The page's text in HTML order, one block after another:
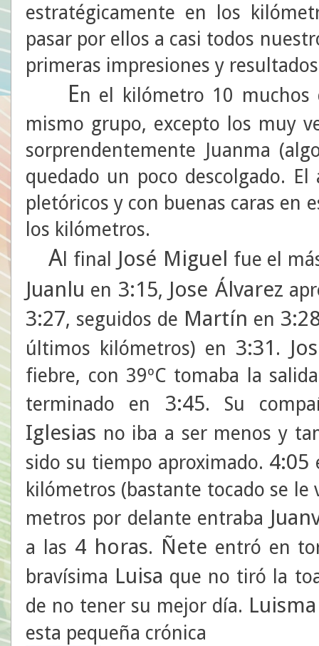
estratégicamente en los
pasar por ellos a casi todos
primeras impresiones y
En el kilómetro 10 muchos
mismo grupo, excepto los muy
sorprendentemente Juanma
quedado un poco descolgado.
pletóricos y con buenas caras en
los kilómetros.
Al final José Miguel fue el
Juanlu en 3:15, Jose Álvarez
3:27, seguidos de Martín en
últimos kilómetros) en 3:31 .
fiebre, con 39ºC tomaba la
terminado en 3:45. Su
Iglesias no iba a ser menos y
sido su tiempo aproximado. 4:05
kilómetros (bastante tocado se
metros por delante entraba
a las 4 horas. Ñete entró en
bravísima Luisa que no tiró la
de no tener su mejor día. Luisma
esta pequeña crónica